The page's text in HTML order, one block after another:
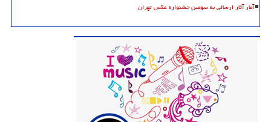
آمار آثار ارسالی به سومین جشنواره عکس تهران